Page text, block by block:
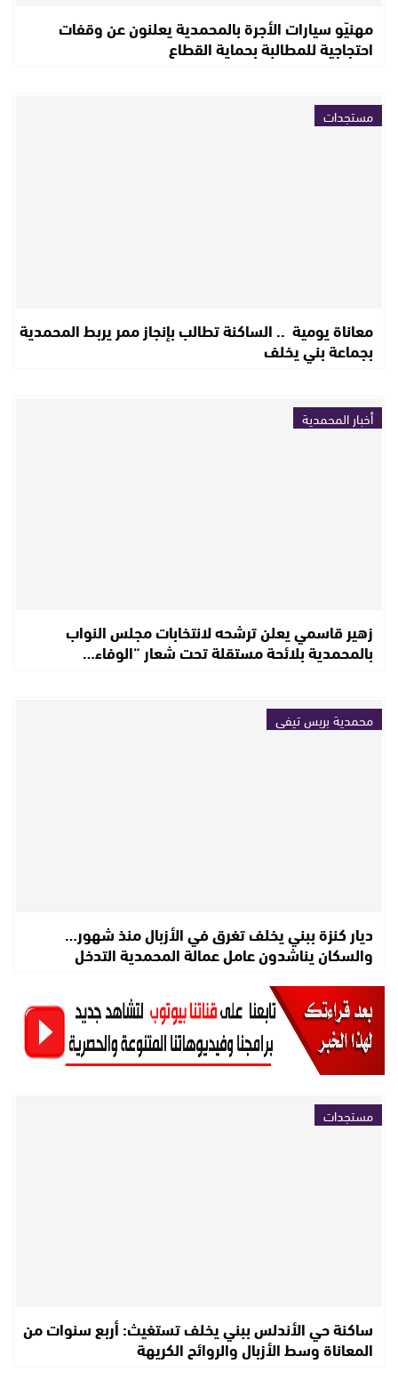
مهنيّو سيارات الأجرة بالمحمدية يعلنون عن وقفات
احتجاجية للمطالبة بحماية القطاع
مستجدات
معاناة يومية .. الساكنة تطالب بإنجاز ممر يربط المحمدية
بجماعة بني يخلف
أخبار المحمدية
زهير قاسمي يعلن ترشحه لانتخابات مجلس النواب
بالمحمدية بلائحة مستقلة تحت شعار “الوفاء…
محمدية بريس تيفي
ديار كنزة ببني يخلف تغرق في الأزبال منذ شهور…
والسكان يناشدون عامل عمالة المحمدية التدخل
مستجدات
ساكنة حي الأندلس ببني يخلف تستغيث: أربع سنوات من
المعاناة وسط الأزبال والروائح الكريهة